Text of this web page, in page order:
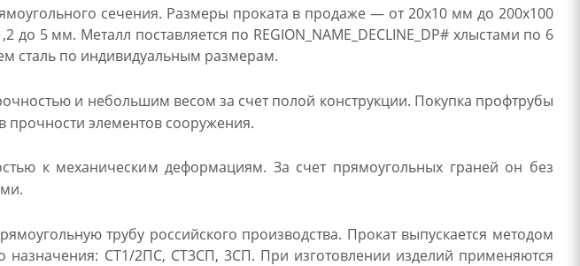
сечения. Размеры проката в продаже — от 20х10 мм до 200х100
5 мм. Металл поставляется по REGION_NAME_DECLINE_DP# хлыстами по 6
сталь по индивидуальным размерам.
и небольшим весом за счет полой конструкции. Покупка профтрубы
прочности элементов сооружения.
к механическим деформациям. За счет прямоугольных граней он без
трубу российского производства. Прокат выпускается методом
назначения: СТ1/2ПС, СТ3СП, 3СП. При изготовлении изделий применяются